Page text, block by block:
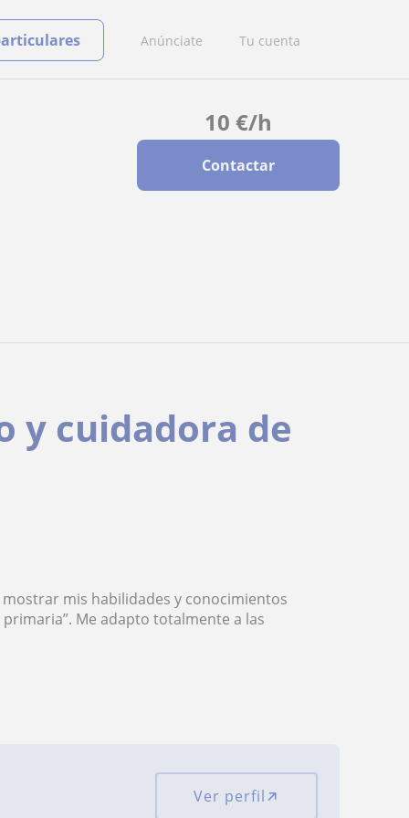
Anúnciate Tu cuenta
10 €/h
Contactar
y cuidadora de
mis habilidades y conocimientos
Me adapto totalmente a las
Ver perfil